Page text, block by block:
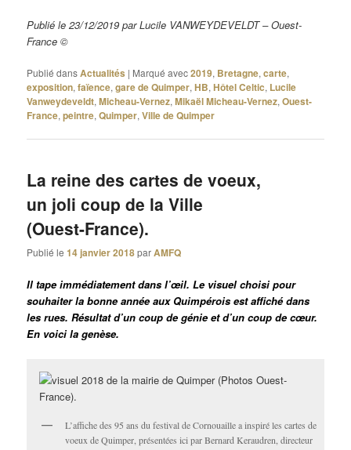
Publié le 23/12/2019 par Lucile VANWEYDEVELDT – Ouest-
France ©
Publié dansActualités | Marqué avec2019, Bretagne,carte,
exposition,faïence,gare de Quimper,HB,Hôtel Celtic, Lucile
Vanweydeveldt,Micheau-Vernez,Mikaël Micheau-Vernez,Ouest-
France,peintre,Quimper,Ville de Quimper
La reine des cartes de voeux,
un joli coup de la Ville
(Ouest-France).
Publié le14 janvier 2018parAMFQ
Il tape immédiatement dans l’œil. Le visuel choisi pour
souhaiter la bonne année aux Quimpérois est affiché dans
les rues. Résultat d’un coup de génie et d’un coup de cœur.
En voici la genèse.
L’affiche des 95 ans du festival de Cornouaille a inspiré les cartes de
voeux de Quimper, présentées ici par Bernard Keraudren, directeur